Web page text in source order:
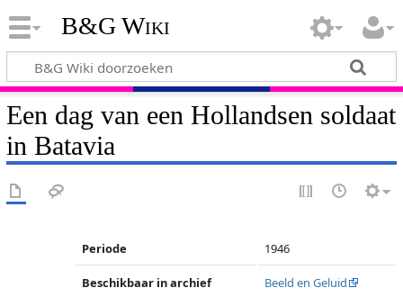
B&G Wiki
Een dag van een Hollandsen soldaat
in Batavia
Periode 1946
Beschikbaar in archief Beeld en Geluid